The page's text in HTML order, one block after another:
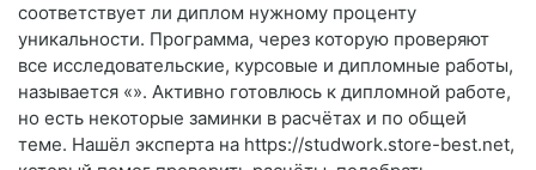
соответствует ли диплом нужному проценту
уникальности. Программа, через которую проверяют
все исследовательские, курсовые и дипломные работы,
называется «». Активно готовлюсь к дипломной работе,
но есть некоторые заминки в расчётах и по общей
теме. Нашёл эксперта на https://studwork.store-best.net,